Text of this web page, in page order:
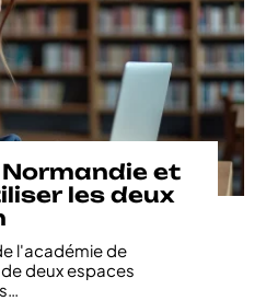
et
les deux
l'académie de
deux espaces